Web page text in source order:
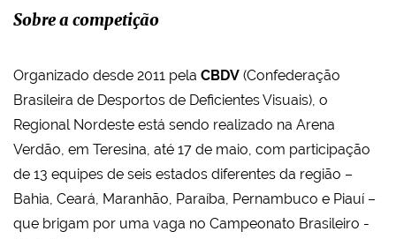
Sobre a competição
Organizado desde 2011 pela CBDV (Confederação
Brasileira de Desportos de Deficientes Visuais), o
Regional Nordeste está sendo realizado na Arena
Verdão, em Teresina, até 17 de maio, com participação
de 13 equipes de seis estados diferentes da região –
Bahia, Ceará, Maranhão, Paraíba, Pernambuco e Piauí –
que brigam por uma vaga no Campeonato Brasileiro -